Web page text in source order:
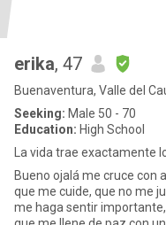
erika, 47
Buenaventura, Valle del
Seeking: Male 50 - 70
Education: High School
La vida trae exactamente
Bueno ojalá me cruce con alguien que siempre tenga ganas de mi,
que me cuide, que no me
me haga sentir importante, que llegue a mi vida para quedarse,